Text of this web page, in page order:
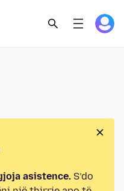
asistence.S’do